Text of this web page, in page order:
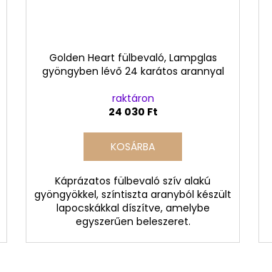
Golden Heart fülbevaló, Lampglas
gyöngyben lévő 24 karátos arannyal
raktáron
24 030 Ft
KOSÁRBA
Káprázatos fülbevaló szív alakú
gyöngyökkel, színtiszta aranyból készült
lapocskákkal díszítve, amelybe
egyszerűen beleszeret.